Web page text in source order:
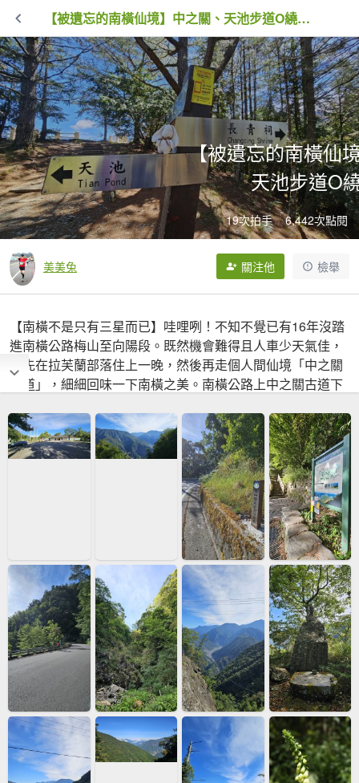
【被遺忘的南橫仙境】中之關、天池步道O繞10K
【被遺忘的南橫仙
天池步道O
19次拍手 6,442次點閱
美美兔 關注他 檢舉
【南橫不是只有三星而已】哇哩咧！不知不覺已有16年沒踏
進南橫公路梅山至向陽段。既然機會難得且人車少天氣佳，
就先在拉芙蘭部落住上一晚，然後再走個人間仙境「中之關
古道」，細細回味一下南橫之美。南橫公路上中之關古道下